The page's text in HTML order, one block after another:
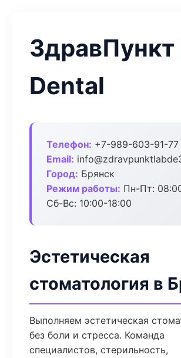
ЗдравПункт
Dental
Телефон: +7-989-603-91-77
Email:
Город: Брянск
Режим работы: Пн-Пт:
Сб-Вс: 10:00-18:00
Эстетическая
стоматология в
Выполняем эстетическая
без боли и стресса. Команда
специалистов, стерильность,